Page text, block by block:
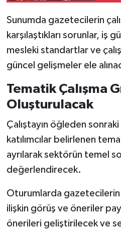
Sunumda gazetecilerin
karşılaştıkları sorunlar, iş
mesleki standartlar ve
güncel gelişmeler ele
Tematik Çalışma
Oluşturulacak
Çalıştayın öğleden
katılımcılar belirlenen
ayrılarak sektörün temel
değerlendirecek.
Oturumlarda gazetecilerin
ilişkin görüş ve öneriler
önerileri geliştirilecek ve